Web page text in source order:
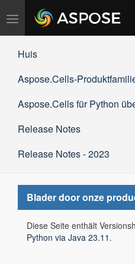
Navigation
umschalten
Huis
Aspose.Cells-
Aspose.Cells für Python
Release Notes
Release Notes - 2023
Blader door onze
Diese Seite enthält
Python via Java 23.11 .